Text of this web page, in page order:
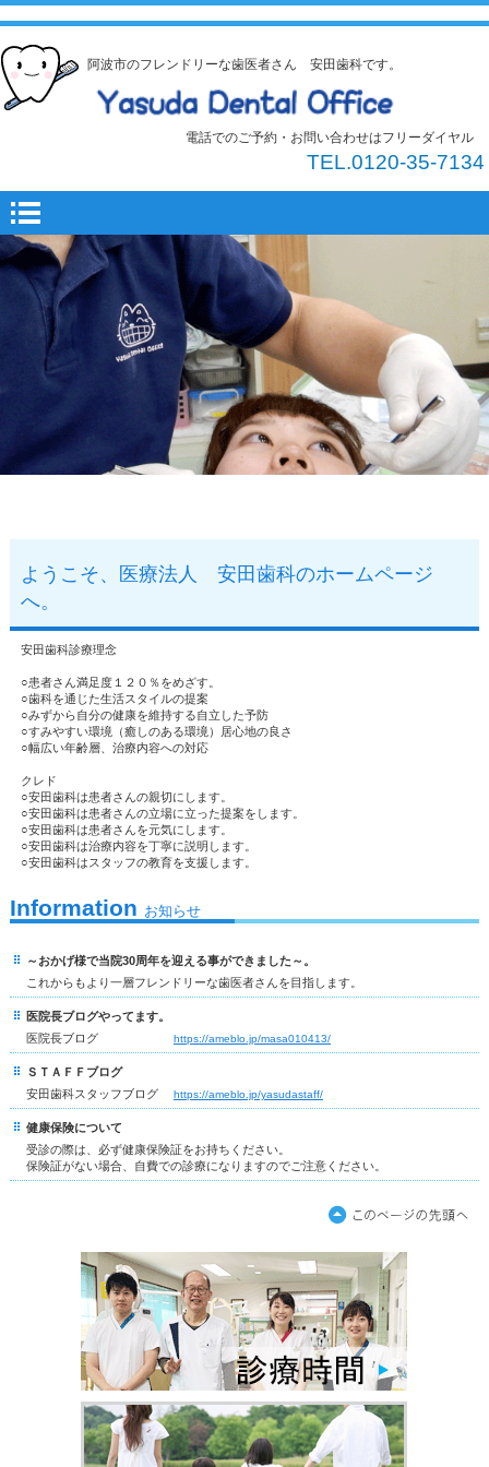
阿波市のフレンドリーな歯医者さん 安田歯科です。
電話でのご予約・お問い合わせはフリーダイヤル
TEL.0120-35-7134
ようこそ、医療法人 安田歯科のホームページ
へ。
安田歯科診療理念
○患者さん満足度１２０％をめざす。
○歯科を通じた生活スタイルの提案
○みずから自分の健康を維持する自立した予防
○すみやすい環境（癒しのある環境）居心地の良さ
○幅広い年齢層、治療内容への対応
クレド
○安田歯科は患者さんの親切にします。
○安田歯科は患者さんの立場に立った提案をします。
○安田歯科は患者さんを元気にします。
○安田歯科は治療内容を丁寧に説明します。
○安田歯科はスタッフの教育を支援します。
Information お知らせ
～おかげ様で当院30周年を迎える事ができました～。
これからもより一層フレンドリーな歯医者さんを目指します。
医院長ブログやってます。
医院長ブログ
https://ameblo.jp/masa010413/
ＳＴＡＦＦブログ
安田歯科スタッフブログ
https://ameblo.jp/yasudastaff/
健康保険について
受診の際は、必ず健康保険証をお持ちください。
保険証がない場合、自費での診療になりますのでご注意ください。